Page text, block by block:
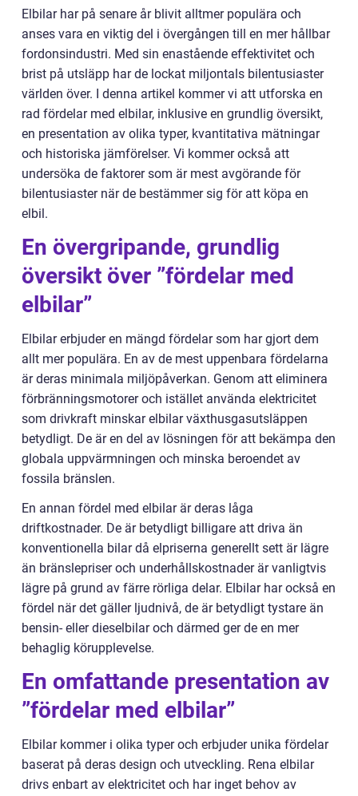
Elbilar har på senare år blivit alltmer populära och
anses vara en viktig del i övergången till en mer hållbar
fordonsindustri. Med sin enastående effektivitet och
brist på utsläpp har de lockat miljontals bilentusiaster
världen över. I denna artikel kommer vi att utforska en
rad fördelar med elbilar, inklusive en grundlig översikt,
en presentation av olika typer, kvantitativa mätningar
och historiska jämförelser. Vi kommer också att
undersöka de faktorer som är mest avgörande för
bilentusiaster när de bestämmer sig för att köpa en
elbil.
En övergripande, grundlig
översikt över ”fördelar med
elbilar”
Elbilar erbjuder en mängd fördelar som har gjort dem
allt mer populära. En av de mest uppenbara fördelarna
är deras minimala miljöpåverkan. Genom att eliminera
förbränningsmotorer och istället använda elektricitet
som drivkraft minskar elbilar växthusgasutsläppen
betydligt. De är en del av lösningen för att bekämpa den
globala uppvärmningen och minska beroendet av
fossila bränslen.
En annan fördel med elbilar är deras låga
driftkostnader. De är betydligt billigare att driva än
konventionella bilar då elpriserna generellt sett är lägre
än bränslepriser och underhållskostnader är vanligtvis
lägre på grund av färre rörliga delar. Elbilar har också en
fördel när det gäller ljudnivå, de är betydligt tystare än
bensin- eller dieselbilar och därmed ger de en mer
behaglig körupplevelse.
En omfattande presentation av
”fördelar med elbilar”
Elbilar kommer i olika typer och erbjuder unika fördelar
baserat på deras design och utveckling. Rena elbilar
drivs enbart av elektricitet och har inget behov av